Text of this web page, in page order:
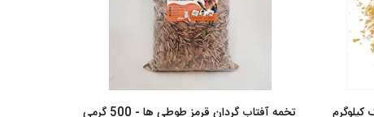
تخمه آفتاب گردان قرمز طوطی ها - 500 گرمی